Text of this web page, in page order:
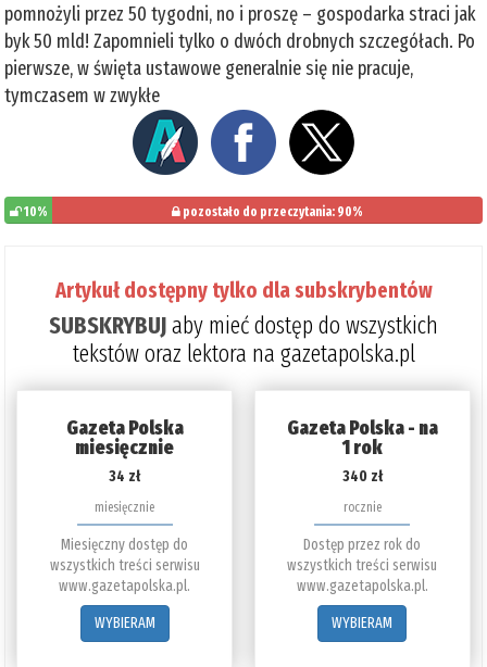
pomnożyli przez 50 tygodni, no i proszę – gospodarka straci jak
byk 50 mld! Zapomnieli tylko o dwóch drobnych szczegółach. Po
pierwsze, w święta ustawowe generalnie się nie pracuje,
tymczasem w zwykłe
10% pozostało do przeczytania: 90%
Artykuł dostępny tylko dla subskrybentów
SUBSKRYBUJaby mieć dostęp do wszystkich
tekstów oraz lektora na gazetapolska.pl
Gazeta Polska
miesięcznie
34 zł
miesięcznie
Miesięczny dostęp do
wszystkich treści serwisu
www.gazetapolska.pl.
WYBIERAM
Gazeta Polska - na
1 rok
340 zł
rocznie
Dostęp przez rok do
wszystkich treści serwisu
www.gazetapolska.pl.
WYBIERAM